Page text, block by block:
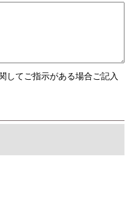
してご指示がある場合ご記入